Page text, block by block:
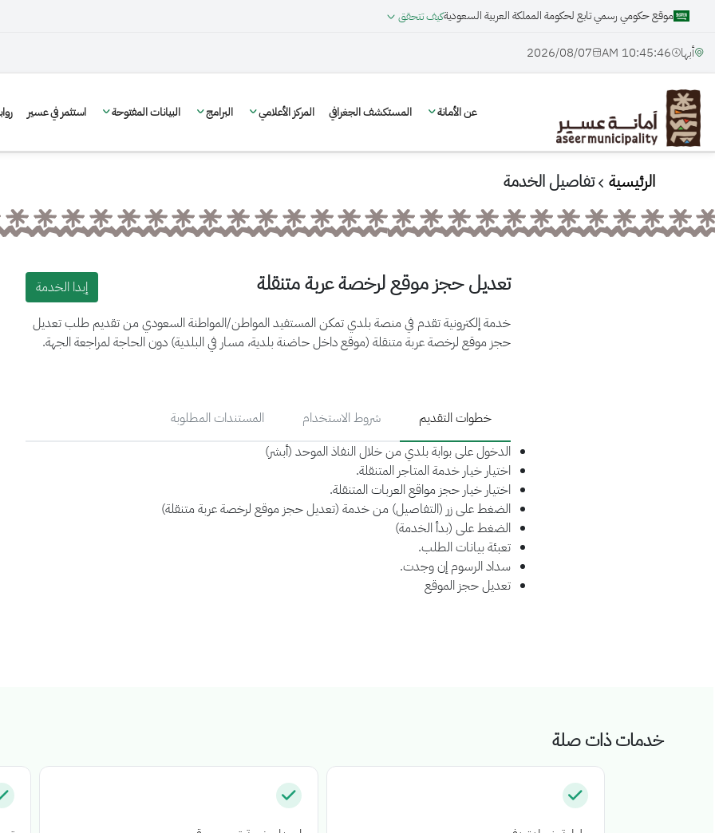
موقع حكومي رسمي تابع لحكومة المملكة العربية السعوديةكيف تتحقق
أبها 10:45:46 AM
07‏/08‏/2026
عن الأمانة المستكشف الجغرافي المركز الأعلامي البرامج البيانات المفتوحة استثمر في عسير
الرئيسية تفاصيل الخدمة
تعديل حجز موقع لرخصة عربة متنقلة
إبدا الخدمة
خدمة إلكترونية تقدم في منصة بلدي تمكن المستفيد المواطن/المواطنة السعودي من تقديم طلب تعديل
حجز موقع لرخصة عربة متنقلة (موقع داخل حاضنة بلدية، مسار في البلدية) دون الحاجة لمراجعة الجهة.
خطوات التقديم شروط الاستخدام
المستندات المطلوبة
الدخول على بوابة بلدي من خلال النفاذ الموحد (أبشر)
اختيار خيار خدمة المتاجر المتنقلة.
اختيار خيار حجز مواقع العربات المتنقلة.
الضغط على زر (التفاصيل) من خدمة (تعديل حجز موقع لرخصة عربة متنقلة)
الضغط على (بدأ الخدمة)
تعبئة بيانات الطلب.
سداد الرسوم إن وجدت.
تعديل حجز الموقع
خدمات ذات صلة